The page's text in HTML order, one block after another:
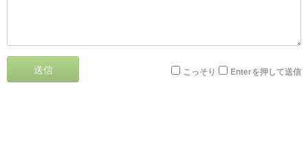
送信 こっそり Enterを押して送信